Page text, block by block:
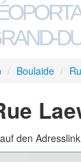
/ Boulaide /
den